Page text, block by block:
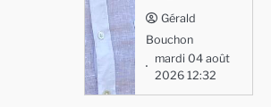
Gérald
Bouchon
mardi 04 août
2026 12:32